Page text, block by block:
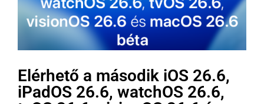
Elérhető a második iOS 26.6,
iPadOS 26.6, watchOS 26.6,